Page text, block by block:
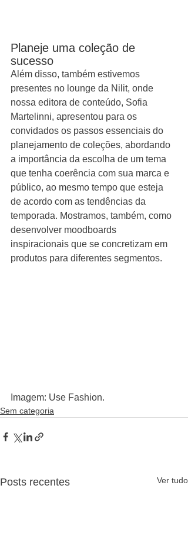
Planeje uma coleção de
sucesso
Além disso, também estivemos
presentes no lounge da Nilit, onde
nossa editora de conteúdo, Sofia
Martelinni, apresentou para os
convidados os passos essenciais do
planejamento de coleções, abordando
a importância da escolha de um tema
que tenha coerência com sua marca e
público, ao mesmo tempo que esteja
de acordo com as tendências da
temporada. Mostramos, também, como
desenvolver moodboards
inspiracionais que se concretizam em
produtos para diferentes segmentos.
Imagem: Use Fashion.
Sem categoria
Posts recentes Ver tudo